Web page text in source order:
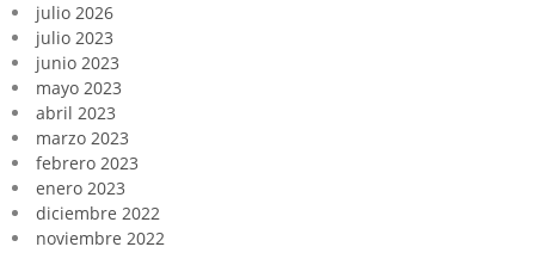
julio 2026
julio 2023
junio 2023
mayo 2023
abril 2023
marzo 2023
febrero 2023
enero 2023
diciembre 2022
noviembre 2022